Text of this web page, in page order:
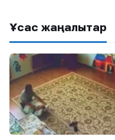
Ұқсас жаңалықтар